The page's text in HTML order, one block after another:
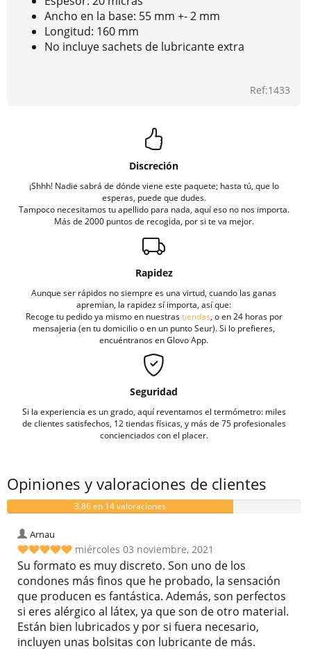
Ancho en la base: 55 mm +- 2 mm
Longitud: 160 mm
No incluye sachets de lubricante extra
Ref:1433
Discreción
¡Shhh! Nadie sabrá de dónde viene este paquete; hasta tú, que lo
esperas, puede que dudes.
Tampoco necesitamos tu apellido para nada, aquí eso no nos importa.
Más de 2000 puntos de recogida, por si te va mejor.
Rapidez
Aunque ser rápidos no siempre es una virtud, cuando las ganas
apremian, la rapidez sí importa, así que:
Recoge tu pedido ya mismo en nuestrastiendas, o en 24 horas por
mensajeria (en tu domicilio o en un punto Seur). Si lo prefieres,
encuéntranos en Glovo App.
Seguridad
Si la experiencia es un grado, aquí reventamos el termómetro: miles
de clientes satisfechos, 12 tiendas físicas, y más de 75 profesionales
concienciados con el placer.
Opiniones y valoraciones de clientes
3,86 en 14 valoraciones
Arnau
miércoles 03 noviembre, 2021
Su formato es muy discreto. Son uno de los
condones más finos que he probado, la sensación
que producen es fantástica. Además, son perfectos
si eres alérgico al látex, ya que son de otro material.
Están bien lubricados y por si fuera necesario,
incluyen unas bolsitas con lubricante de más.